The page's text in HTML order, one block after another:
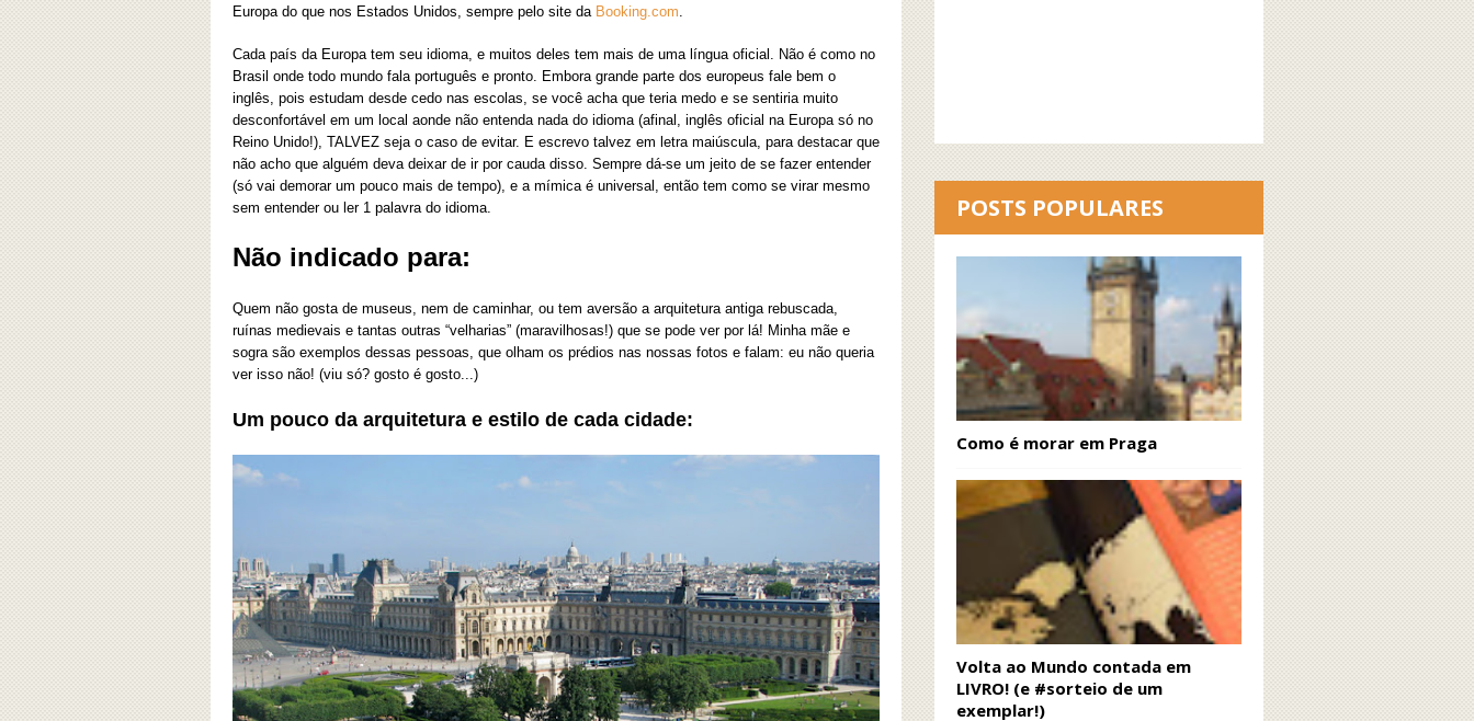
Europa do que nos Estados Unidos, sempre pelo site da Booking.com.
Cada país da Europa tem seu idioma, e muitos deles tem mais de uma língua oficial. Não é como no
Brasil onde todo mundo fala português e pronto. Embora grande parte dos europeus fale bem o
inglês, pois estudam desde cedo nas escolas, se você acha que teria medo e se sentiria muito
desconfortável em um local aonde não entenda nada do idioma (afinal, inglês oficial na Europa só no
Reino Unido!), TALVEZ seja o caso de evitar. E escrevo talvez em letra maiúscula, para destacar que
não acho que alguém deva deixar de ir por cauda disso. Sempre dá-se um jeito de se fazer entender
(só vai demorar um pouco mais de tempo), e a mímica é universal, então tem como se virar mesmo
sem entender ou ler 1 palavra do idioma.
Não indicado para:
Quem não gosta de museus, nem de caminhar, ou tem aversão a arquitetura antiga rebuscada,
ruínas medievais e tantas outras “velharias” (maravilhosas!) que se pode ver por lá! Minha mãe e
sogra são exemplos dessas pessoas, que olham os prédios nas nossas fotos e falam: eu não queria
ver isso não! (viu só? gosto é gosto...)
Um pouco da arquitetura e estilo de cada cidade:
POSTS POPULARES
Como é morar em Praga
Volta ao Mundo contada em
LIVRO! (e #sorteio de um
exemplar!)